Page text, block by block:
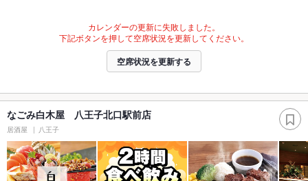
カレンダーの更新に失敗しました。
下記ボタンを押して空席状況を更新してください。
空席状況を更新する
なごみ白木屋 八王子北口駅前店
居酒屋 八王子